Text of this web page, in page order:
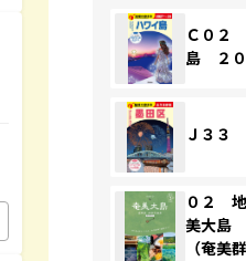
Ｃ０２
島 ２０
Ｊ３３
０２
美大島
（奄